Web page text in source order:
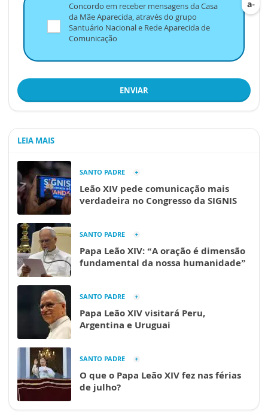
Concordo em receber mensagens da Casa
da Mãe Aparecida, através do grupo
Santuário Nacional e Rede Aparecida de
Comunicação
ENVIAR
LEIA MAIS
SANTO PADRE
Leão XIV pede comunicação mais
verdadeira no Congresso da SIGNIS
SANTO PADRE
Papa Leão XIV: “A oração é dimensão
fundamental da nossa humanidade”
SANTO PADRE
Papa Leão XIV visitará Peru,
Argentina e Uruguai
SANTO PADRE
O que o Papa Leão XIV fez nas férias
de julho?